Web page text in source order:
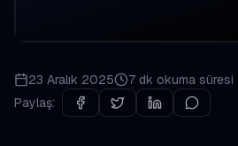
23 Aralık 2025 7 dk okuma süresi
Paylaş: